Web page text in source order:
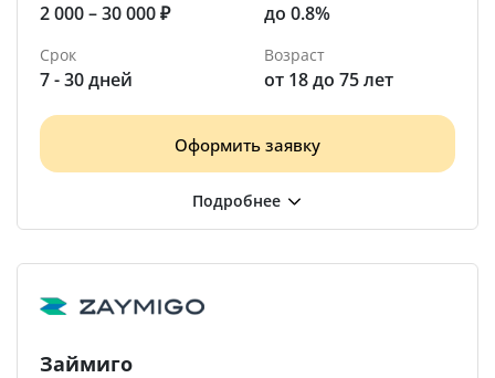
2 000 – 30 000 ₽ до 0.8%
Срок
7 - 30 дней
Возраст
от 18 до 75 лет
Оформить заявку
Займиго